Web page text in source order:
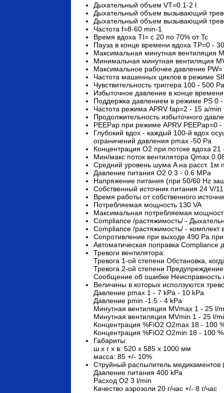
Дыхательный объем VT=0.1-2 l
Дыхательный объем вызывающий
Дыхательный объем вызывающий
Частота f=8-60 min-1
Время вдоха TI= c 20 по 70% от Tc
Пауза в конце времени вдоха TP=0 -
Максимальная минутная вентиляция
Минимальная минутная вентиляция
Максимальное рабочее давление
Частота машинных циклов в режиме
Чувствительность триггера 100 - 500 Pa
Избыточное давление в конце
Поддержка давлением в режиме PS 0
Частота режима APRV fap=2 - 15 a/min
Продолжительность избыточного
PEEPap при режиме APRV PEEPap=0 -
Глубокий вдох - каждый 100-й вдох
ограничений давления pmax -50 Pa
Концентрация О2 при потоке вдоха 21
Мин/макс поток вентилятора Qmax
Средний уровень шума A на расст. 1м
Давление питания О2 0.3 - 0.6 MPa
Напряжение питания (при 50/60 Hz
Собственный источник питания 24 V/
Время работы от собственного
Потребляемая мощность 130 VA
Максимальная потребляемая
Compliance /растяжимость/ -
Compliance /растяжимость/ - комплект
Сопротивление при выходе 490 Pa
Автоматическая поправка Compliance
Тревоги вентилятора:
Тревога 1-ой степени Обстановка,
Тревога 2-ой степени
Сообщение об ошибке
Величины в которых исползуются
Давление pmax 1 - 7 kPa - 10 kPa
Давление pmin -1.5 - 4 kPa
Минутная вентиляция MVmax 1 - 25 l/
Минутная вентиляция MVmin 1 - 25 l/
Концентрация %FiO2 O2max 18 - 100
Концентрация %FiO2 O2min 18 - 100 %
Габариты:
ш х г х в: 520 х 585 х 1000 мм
масса: 85 +/- 10%
Струйный распылитель медикаментов
Давление питания 400 kPa
Расход О2 3 l/min
Качество аэрозоли 20 г/час +/- 8 г/час